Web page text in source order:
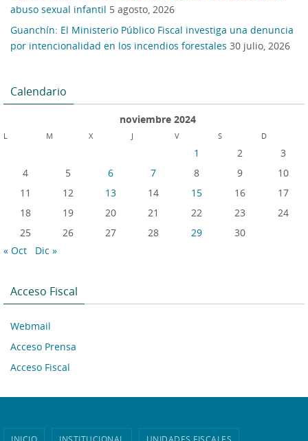
abuso sexual infantil 5 agosto, 2026
Guanchín: El Ministerio Público Fiscal investiga una denuncia
por intencionalidad en los incendios forestales 30 julio, 2026
Calendario
noviembre 2024
L M X J V S D
1 2
3
4
5 6 7 8 9
10
11
12 13 14 15 16
17
18
19 20 21 22 23
24
25
26 27 28 29
30
« Oct
Dic »
Acceso Fiscal
Webmail
Acceso Prensa
Acceso Fiscal